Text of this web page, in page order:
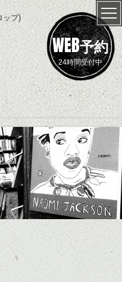
ップ)
WEB予約
24時間受付中